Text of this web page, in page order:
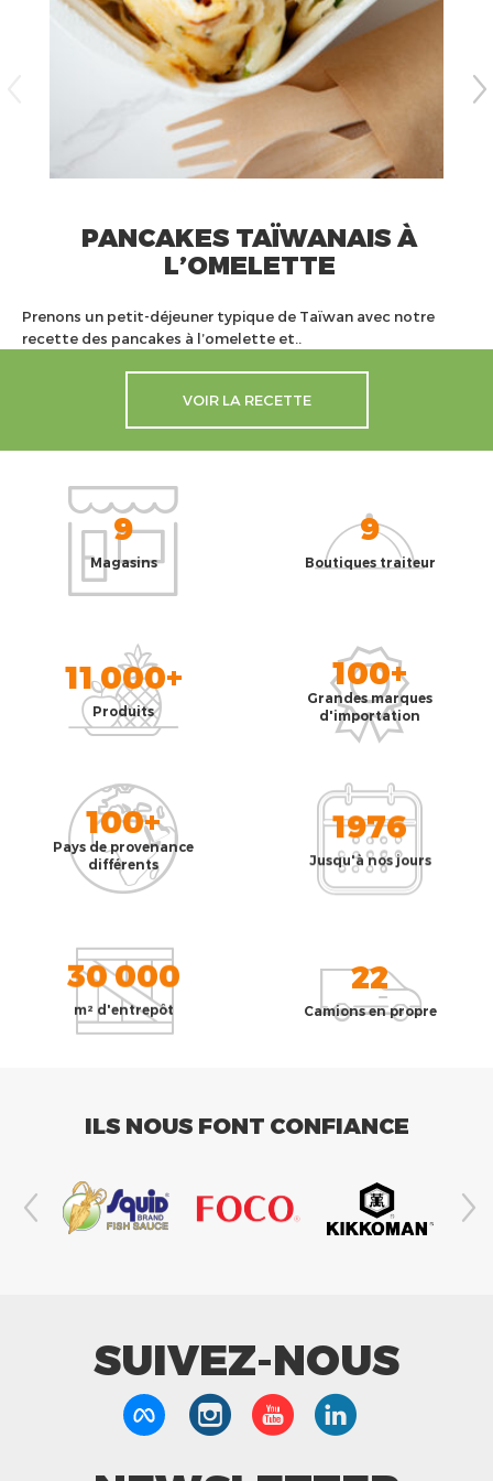
PANCAKES TAÏWANAIS À
L’OMELETTE
Prenons un petit-déjeuner typique de Taïwan avec notre
recette des pancakes à l’omelette et..
VOIR LA RECETTE
9
Magasins
9
Boutiques traiteur
11 000+
Produits
100+
Grandes marques
d'importation
100+
Pays de provenance
différents
1976
Jusqu'à nos jours
30 000
m² d'entrepôt
22
Camions en propre
ILS NOUS FONT CONFIANCE
SUIVEZ-NOUS